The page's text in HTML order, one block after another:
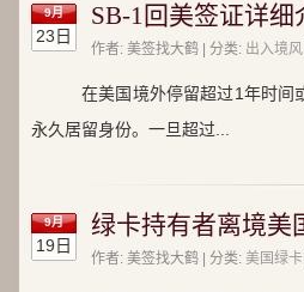
9月
23日
SB-1回美签证详细
作者: 美签找大鹤 | 分类: 出入境
在美国境外停留超过1年时间
永久居留身份。一旦超过...
9月
19日
绿卡持有者离境美
作者: 美签找大鹤 | 分类: 美国绿卡